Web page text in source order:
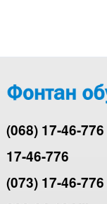
(068) 17-46-776
17-46-776
(073) 17-46-776